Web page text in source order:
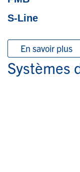
S-Line
En savoir plus
Systèmes